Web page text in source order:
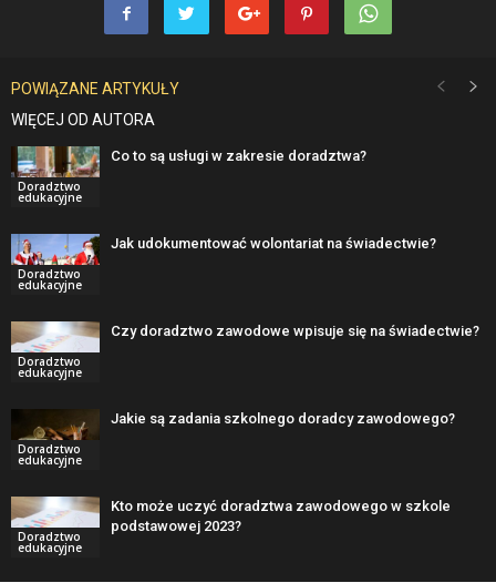
POWIĄZANE ARTYKUŁY
WIĘCEJ OD AUTORA
Doradztwo
edukacyjne
Co to są usługi w zakresie doradztwa?
Doradztwo
edukacyjne
Jak udokumentować wolontariat na świadectwie?
Doradztwo
edukacyjne
Czy doradztwo zawodowe wpisuje się na świadectwie?
Doradztwo
edukacyjne
Jakie są zadania szkolnego doradcy zawodowego?
Doradztwo
edukacyjne
Kto może uczyć doradztwa zawodowego w szkole
podstawowej 2023?